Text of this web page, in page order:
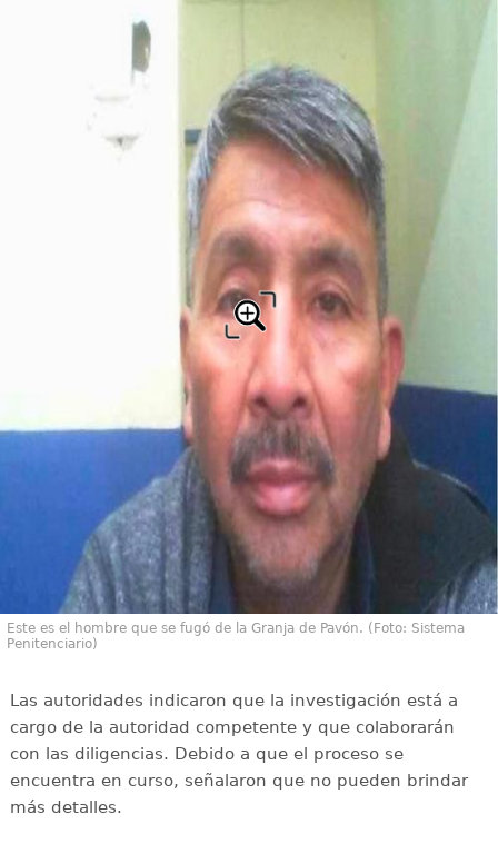
Este es el hombre que se fugó de la Granja de Pavón. (Foto: Sistema
Penitenciario)
Las autoridades indicaron que la investigación está a
cargo de la autoridad competente y que colaborarán
con las diligencias. Debido a que el proceso se
encuentra en curso, señalaron que no pueden brindar
más detalles.